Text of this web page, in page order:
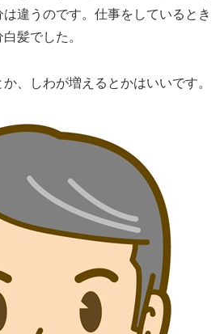
違うのです。仕事をしているとき
髪でした。
、しわが増えるとかはいいです。